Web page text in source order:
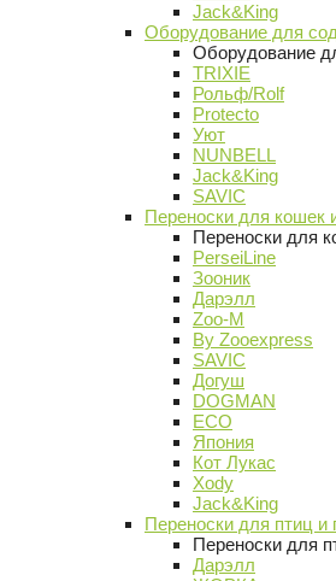
Jack&King
Оборудование для
Оборудование
TRIXIE
Рольф/Rolf
Protecto
Уют
NUNBELL
Jack&King
SAVIC
Переноски для кошек
Переноски для
PerseiLine
Зооник
Дарэлл
Zoo-M
By Zooexpress
SAVIC
Догуш
DOGMAN
ECO
Япония
Кот Лукас
Xody
Jack&King
Переноски для птиц и
Переноски для
Дарэлл